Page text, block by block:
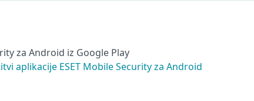
za Android iz Google Play
aplikacije ESET Mobile Security za Android